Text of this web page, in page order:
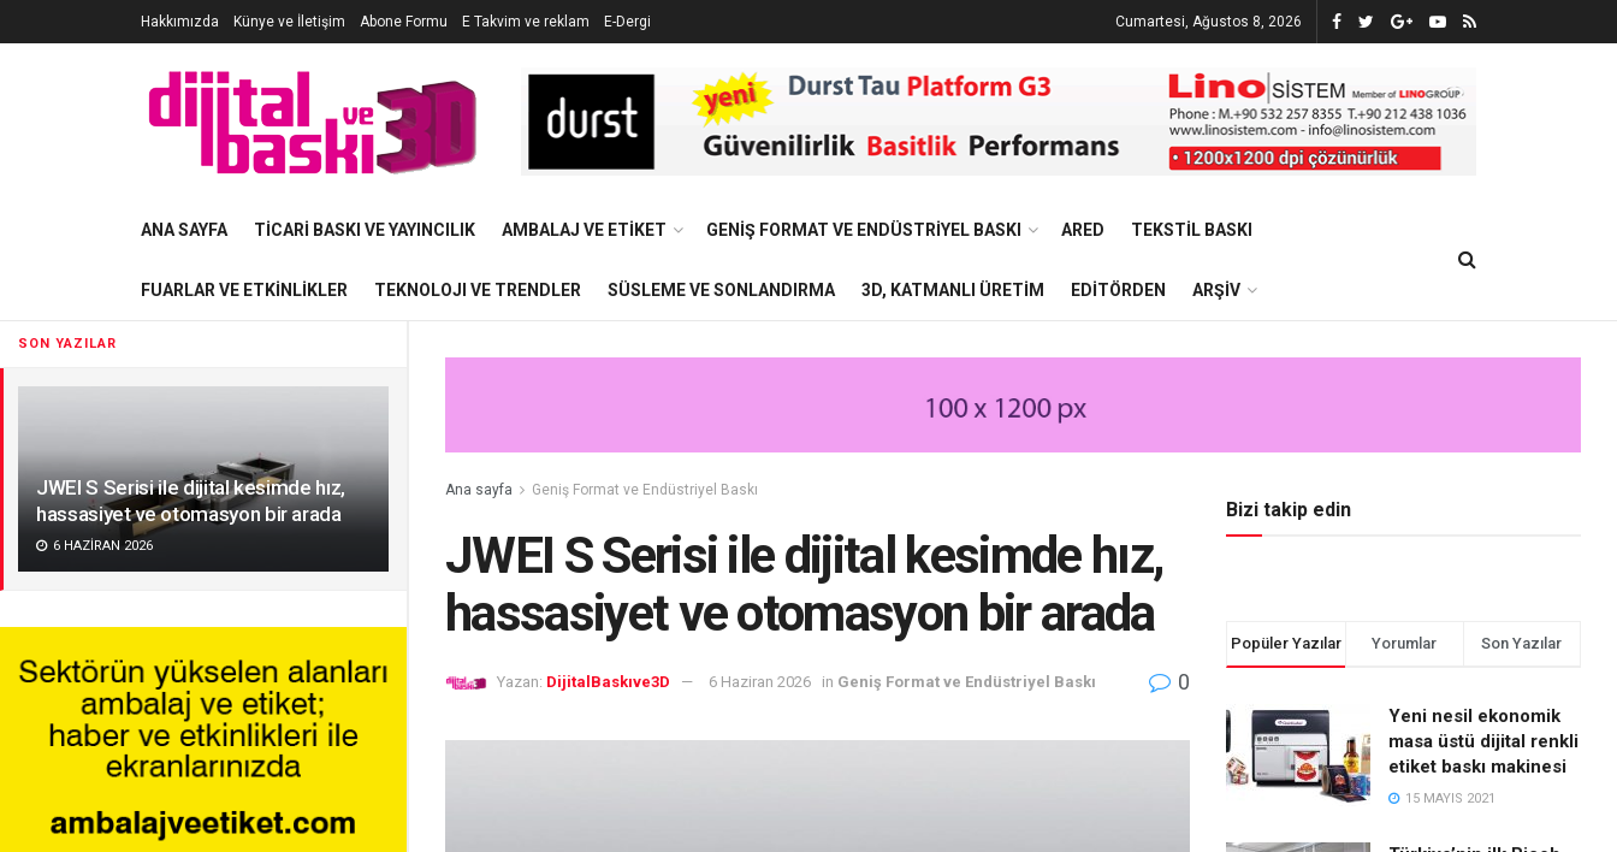
SON YAZILAR
JWEI S Serisi ile dijital kesimde hız,
hassasiyet ve otomasyon bir arada
6 HAZIRAN 2026
Hakkımızda Künye ve İletişim Abone Formu E Takvim ve reklam E-Dergi Cumartesi, Ağustos 8, 2026
ANA SAYFA TICARI BASKI VE YAYINCILIK AMBALAJ VE ETIKET GENIŞ FORMAT VE ENDÜSTRIYEL BASKI ARED TEKSTIL BASKI
FUARLAR VE ETKINLIKLER TEKNOLOJI VE TRENDLER SÜSLEME VE SONLANDIRMA 3D, KATMANLI ÜRETIM EDITÖRDEN ARŞIV
Ana sayfa Geniş Format ve Endüstriyel Baskı
JWEI S Serisi ile dijital kesimde hız,
hassasiyet ve otomasyon bir arada
Yazan: DijitalBaskıve3D 6 Haziran 2026 in Geniş Format ve Endüstriyel Baskı 0
Bizi takip edin
Popüler Yazılar Yorumlar Son Yazılar
Yeni nesil ekonomik
masa üstü dijital renkli
etiket baskı makinesi
15 MAYIS 2021